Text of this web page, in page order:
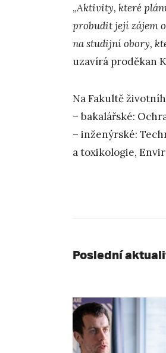
„Aktivity, které
probudit její zájem
na studijní obory,
uzavírá proděkan
Na Fakultě
– bakalářské:
– inženýrské:
a toxikologie,
Poslední